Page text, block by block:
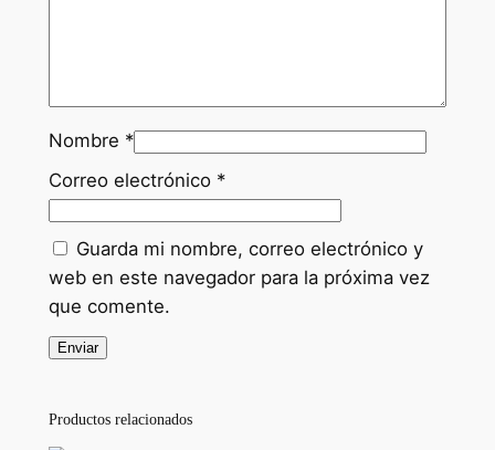
Nombre *
Correo electrónico *
Guarda mi nombre, correo electrónico y
web en este navegador para la próxima vez
que comente.
Productos relacionados